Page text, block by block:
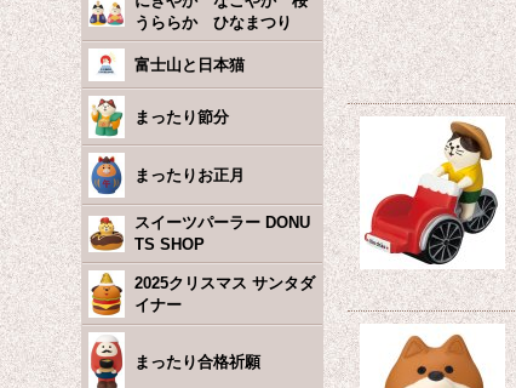
うららか ひなまつり
富士山と日本猫
まったり節分
まったりお正月
スイーツパーラー DONU
TS SHOP
2025クリスマス サンタダ
イナー
まったり合格祈願